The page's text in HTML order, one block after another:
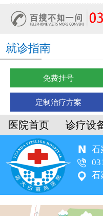
就诊指南
免费挂号
定制治疗方案
医院首页 诊疗设
石
石